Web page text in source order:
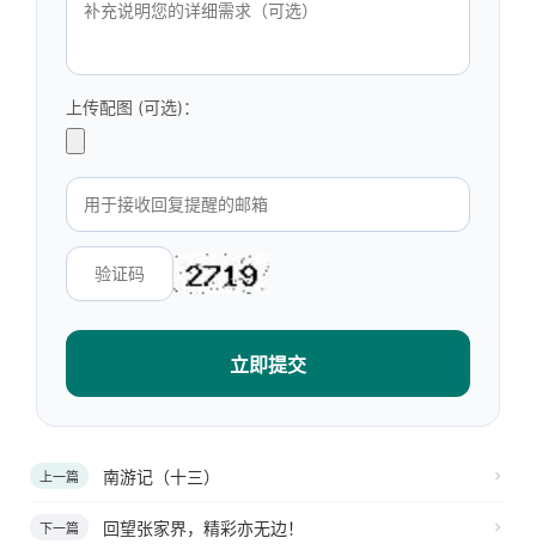
上传配图 (可选)：
立即提交
上一篇 南游记（十三）
下一篇 回望张家界，精彩亦无边！